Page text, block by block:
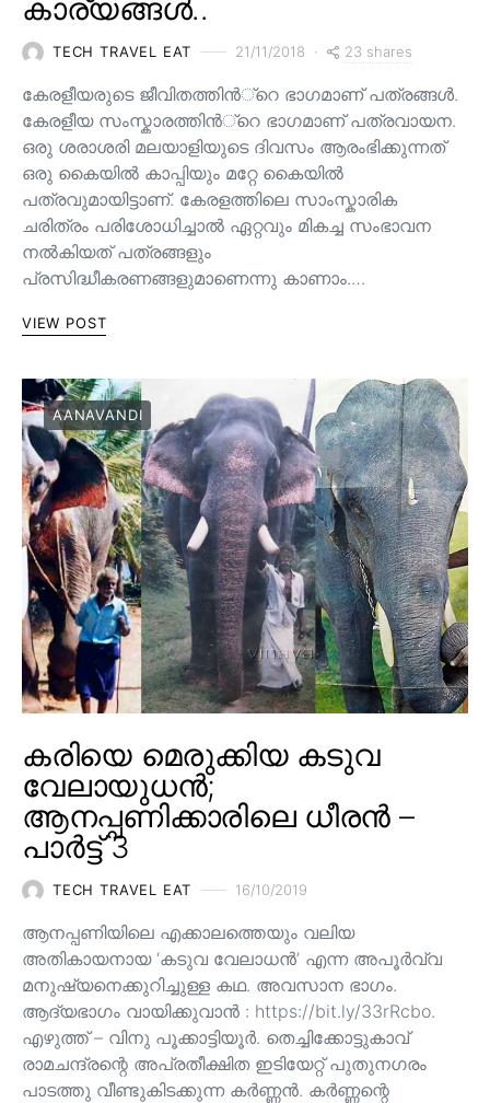
കാര്യങ്ങൾ..
TECH TRAVEL EAT 21/11/2018 23 shares
കേരളീയരുടെ ജീവിതത്തിന്‍്റെ ഭാഗമാണ് പത്രങ്ങള്‍.
കേരളീയ സംസ്കാരത്തിന്‍്റെ ഭാഗമാണ് പത്രവായന.
ഒരു ശരാശരി മലയാളിയുടെ ദിവസം ആരംഭിക്കുന്നത്
ഒരു കൈയില്‍ കാപ്പിയും മറ്റേ കൈയില്‍
പത്രവുമായിട്ടാണ്. കേരളത്തിലെ സാംസ്കാരിക
ചരിത്രം പരിശോധിച്ചാല്‍ ഏറ്റവും മികച്ച സംഭാവന
നല്‍കിയത് പത്രങ്ങളും
പ്രസിദ്ധീകരണങ്ങളുമാണെന്നു കാണാം.…
VIEW POST
AANAVANDI
കരിയെ മെരുക്കിയ കടുവ
വേലായുധൻ;
ആനപ്പണിക്കാരിലെ ധീരൻ –
പാർട്ട് 3
TECH TRAVEL EAT 16/10/2019
ആനപ്പണിയിലെ എക്കാലത്തെയും വലിയ
അതികായനായ ‘കടുവ വേലാധൻ’ എന്ന അപൂർവ്വ
മനുഷ്യനെക്കുറിച്ചുള്ള കഥ. അവസാന ഭാഗം.
ആദ്യഭാഗം വായിക്കുവാൻ : https://bit.ly/33rRcbo.
എഴുത്ത് – വിനു പൂക്കാട്ടിയൂർ. തെച്ചിക്കോട്ടുകാവ്
രാമചന്ദ്രന്റെ അപ്രതീക്ഷിത ഇടിയേറ്റ് പുതുനഗരം
പാടത്തു വീണ്ടുകിടക്കുന്ന കർണ്ണൻ. കർണ്ണന്റെ